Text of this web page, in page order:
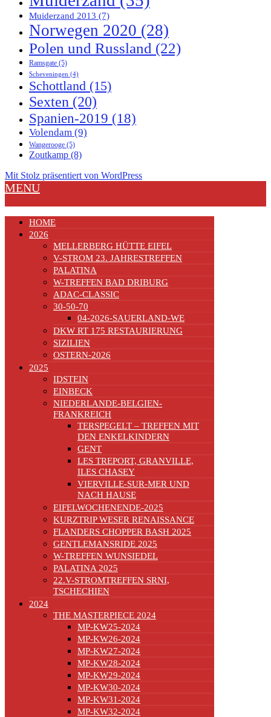
Muiderzand 2013 (7)
Norwegen 2020 (28)
Polen und Russland (22)
Ramsgate (5)
Scheveningen (4)
Schottland (15)
Sexten (20)
Spanien-2019 (18)
Volendam (9)
Wangerooge (5)
Zoutkamp (8)
Mit Stolz präsentiert von WordPress
MENU
HOME
2026
MELLERBERG HÜTTE EIFEL
V-STROM 23. JAHRESTREFFEN
PALATINA
W-TREFFEN BAD DRIBURG
ADAC-CLASSIC
30-50-70
04-2026-SAUERLAND-WE
DKW RT 175 RESTAURIERUNG
SIZILIEN
OSTERN-2026
2025
IDSTEIN
EINBECK
NIEDERLANDE-BELGIEN-
FRANKREICH
TERSPEGELT – TREFFEN MIT
DEN ENKELKINDERN
GENT
LES TREPORT, GRANVILLE,
ILES CHASEY
VIERVILLE-SUR-MER UND
NACH HAUSE
EIFELWOCHENENDE-2025
KURZTRIP WESER RENAISSANCE
FLANDERS CHOPPER BASH 2025
GENTLEMANSRIDE 2025
W-TREFFEN WUNSIEDEL
PALATINA 2025
22.V-STROMTREFFEN SRNI,
TSCHECHIEN
2024
THE MASTERPIECE 2024
MP-KW25-2024
MP-KW26-2024
MP-KW27-2024
MP-KW28-2024
MP-KW29-2024
MP-KW30-2024
MP-KW31-2024
MP-KW32-2024